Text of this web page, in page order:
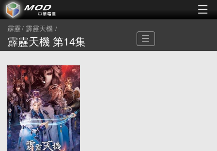
霹靂 霹靂天機
霹靂天機 第14集